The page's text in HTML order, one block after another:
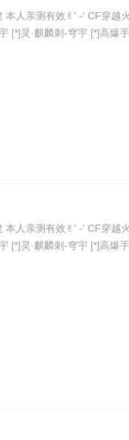
人亲测有效✌︎' ֊' CF穿
[*]灵·麒麟刺-穹宇 [*]高爆
人亲测有效✌︎' ֊' CF穿
[*]灵·麒麟刺-穹宇 [*]高爆